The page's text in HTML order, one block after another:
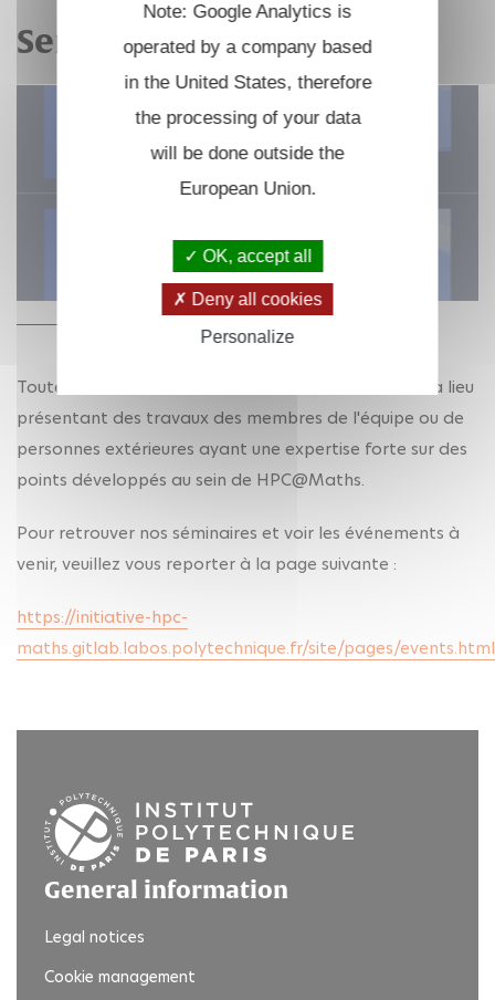
Seminar HPC@Maths
Toutes les deux semaines, un séminaire d’une heure a lieu
présentant des travaux des membres de l'équipe ou de
personnes extérieures ayant une expertise forte sur des
points développés au sein de HPC@Maths.
Pour retrouver nos séminaires et voir les événements à
venir, veuillez vous reporter à la page suivante :
https://initiative-hpc-
maths.gitlab.labos.polytechnique.fr/site/pages/events.html
General information
Legal notices
Cookie management
Note: Google Analytics is
operated by a company based
in the United States, therefore
the processing of your data
will be done outside the
European Union.
OK, accept all
Deny all cookies
Personalize